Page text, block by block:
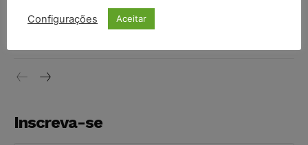
STF inicia julgamento sobre constitucionalidade da
proibição dos jogos de azar no Brasil
Inscreva-se
Configurações Aceitar